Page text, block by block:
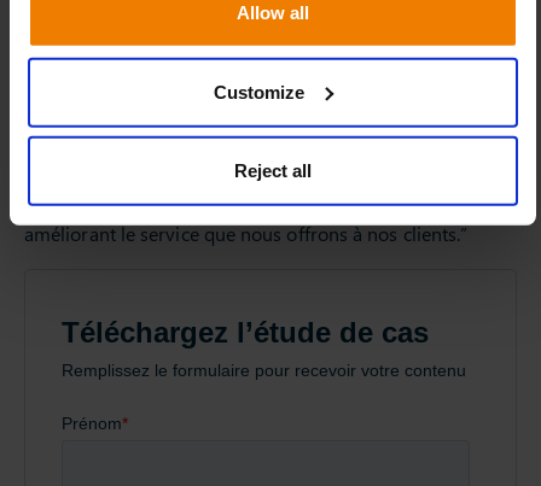
Allow all
Customize
Reject all
quantités et au bon moment.
en profitant de l’expertise de Slimstock. Par exemple, nous
veillerons à ce que nos collègues participent à l’Académie
Slimstock. Je suis certain qu’avec Slimstock et Slim4, nous
pourrons réaliser nos ambitions de croissance tout en
améliorant le service que nous offrons à nos clients.”